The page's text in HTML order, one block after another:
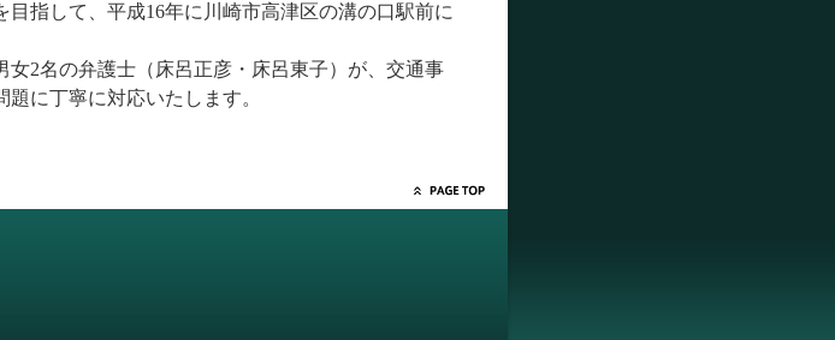
指して、平成16年に川崎市高津区の溝の口駅前に
2名の弁護士（床呂正彦・床呂東子）が、交通事
に丁寧に対応いたします。